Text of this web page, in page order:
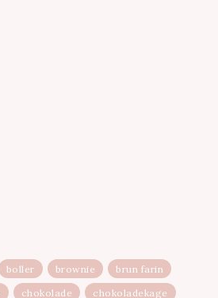
boller brownie
brun farin
chokolade
chokoladekage